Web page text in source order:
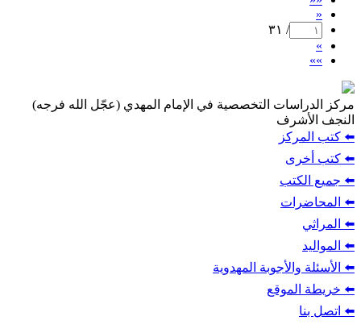
«
/ ٣١
»
»»
مركز الدراسات التخصصية في الإمام المهدي (عجّل الله فرجه)
النجف الأشرف
⬅️ كتب المركز
⬅️ كتب أخرى
⬅️ جميع الكتب
⬅️ المحاضرات
⬅️ المراثي
⬅️ المواليد
⬅️ الأسئلة والأجوبة المهدوية
⬅️ خريطة الموقع
⬅️ اتصل بنا